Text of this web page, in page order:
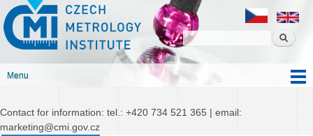
content
Czech metrology institute
Czech
metrology
institute
Menu
Contact for information: tel.: +420 734 521 365 | email:
marketing@cmi.gov.cz